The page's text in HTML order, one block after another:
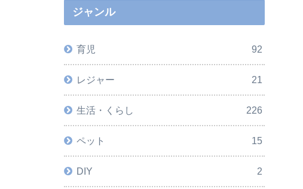
ジャンル
育児 92
レジャー 21
生活・くらし 226
ペット 15
DIY 2